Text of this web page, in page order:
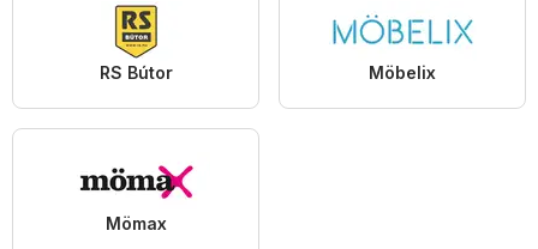
RS Bútor Möbelix
Mömax